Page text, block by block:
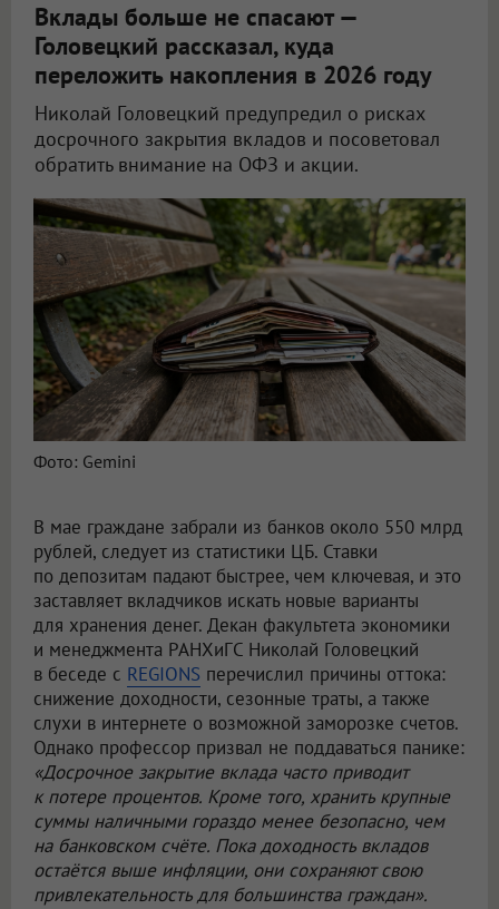
Вклады больше не спасают —
Головецкий рассказал, куда
переложить накопления в 2026 году
Николай Головецкий предупредил о рисках
досрочного закрытия вкладов и посоветовал
обратить внимание на ОФЗ и акции.
Фото: Gemini
В мае граждане забрали из банков около 550 млрд
рублей, следует из статистики ЦБ. Ставки
по депозитам падают быстрее, чем ключевая, и это
заставляет вкладчиков искать новые варианты
для хранения денег. Декан факультета экономики
и менеджмента РАНХиГС Николай Головецкий
в беседе с REGIONS перечислил причины оттока:
снижение доходности, сезонные траты, а также
слухи в интернете о возможной заморозке счетов.
Однако профессор призвал не поддаваться панике:
«Досрочное закрытие вклада часто приводит
к потере процентов. Кроме того, хранить крупные
суммы наличными гораздо менее безопасно, чем
на банковском счёте. Пока доходность вкладов
остаётся выше инфляции, они сохраняют свою
привлекательность для большинства граждан».